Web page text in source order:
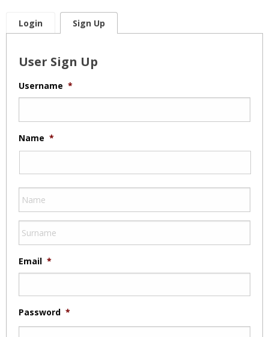
Login Sign Up
User Sign Up
Username *
Name *
Email *
Password *